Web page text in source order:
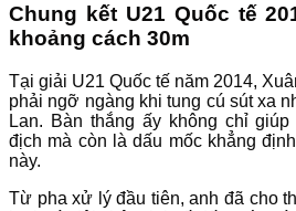
Chung kết U21 Quốc tế
khoảng cách 30m
Tại giải U21 Quốc tế năm 2014,
phải ngỡ ngàng khi tung cú sút xa
Lan. Bàn thắng ấy không chỉ
địch mà còn là dấu mốc khẳng
này.
Từ pha xử lý đầu tiên, anh đã cho